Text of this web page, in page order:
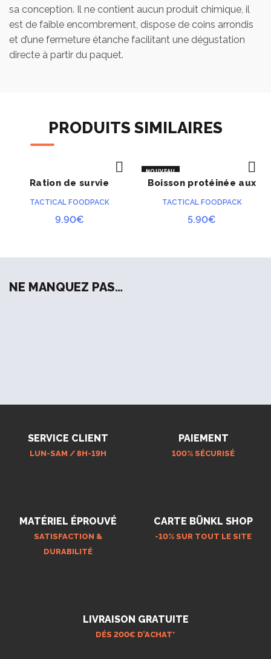
sa conception. Il ne contient aucun produit chimique, il
est de faible encombrement, dispose de coins arrondis
et d’une fermeture étanche facilitant une dégustation
directe à partir du paquet.
PRODUITS SIMILAIRES
ACHETER
Ration de survie
TACTICAL FOODPACK
9.90€
NOUVEAU
ACHETER
Boisson protéinée aux
TACTICAL FOODPACK
5.90€
NE MANQUEZ PAS…
SERVICE CLIENT
LUN-SAM / 8H-19H
PAIEMENT
100% SÉCURISÉ
MATÉRIEL ÉPROUVÉ
SATISFACTION &
DURABILITÉ
CARTE BÜNKL SHOP
-10% SUR TOUT LE SITE
LIVRAISON GRATUITE
DÉS 200€ D’ACHAT*